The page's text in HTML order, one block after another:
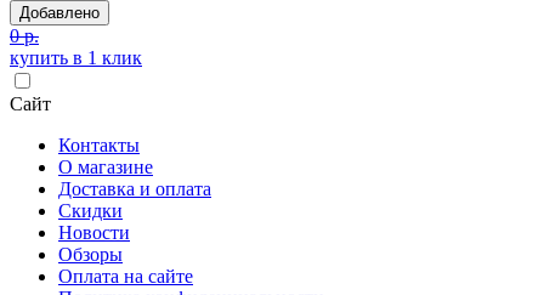
Добавлено
0 р.
купить в 1 клик
Сайт
Контакты
О магазине
Доставка и оплата
Скидки
Новости
Обзоры
Оплата на сайте